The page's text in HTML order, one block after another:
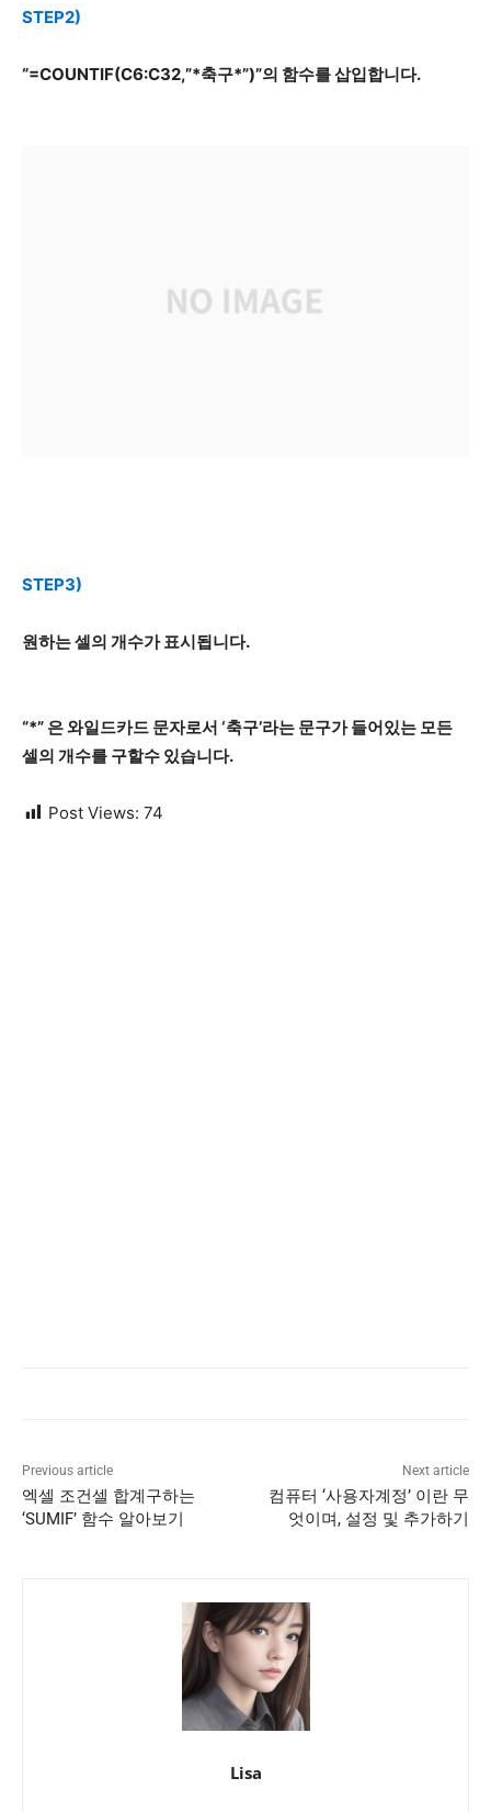
STEP2)
“=COUNTIF(C6:C32,”*축구*”)”의 함수를 삽입합니다.
STEP3)
원하는 셀의 개수가 표시됩니다.
“*” 은 와일드카드 문자로서 ‘축구’라는 문구가 들어있는 모든
셀의 개수를 구할수 있습니다.
Post Views: 74
Previous article
엑셀 조건셀 합계구하는
‘SUMIF’ 함수 알아보기
Next article
컴퓨터 ‘사용자계정’ 이란 무
엇이며, 설정 및 추가하기
Lisa